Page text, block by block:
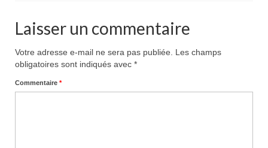
Laisser un commentaire
Votre adresse e-mail ne sera pas publiée.
Les champs
obligatoires sont indiqués avec *
Commentaire *